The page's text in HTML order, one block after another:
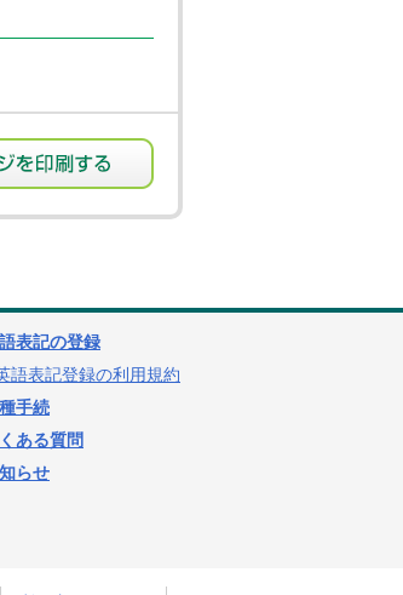
表記の登録
語表記登録の利用規約
手続
ある質問
らせ